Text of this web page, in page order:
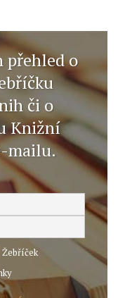
přehled o
či o
Knižní
mailu.
Žebříček